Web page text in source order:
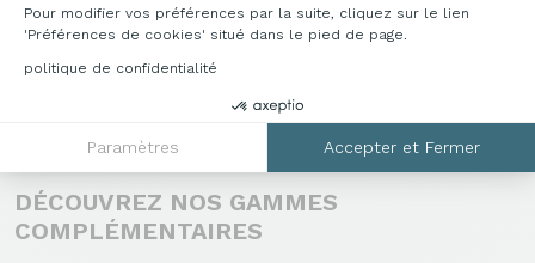
Pour modifier vos préférences par la suite, cliquez sur le lien
'Préférences de cookies' situé dans le pied de page.
politique de confidentialité
Paramètres Accepter et Fermer
Pour toutes informations complémentaires,
04 76 96 82 06ou sur
DÉCOUVREZ NOS GAMMES
COMPLÉMENTAIRES